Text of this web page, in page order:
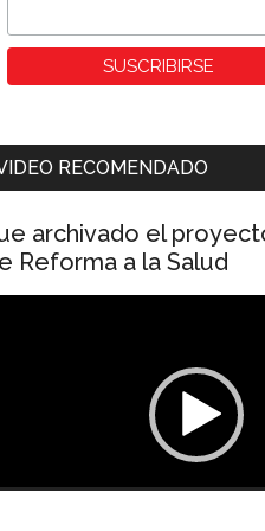
RECOMENDADO
archivado el
Reforma a la Salud